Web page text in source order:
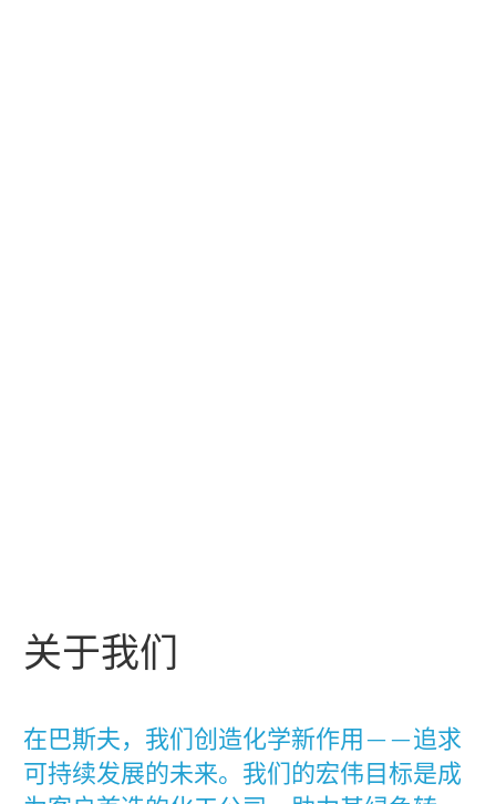
关于我们
在巴斯夫，我们创造化学新作用——追求
可持续发展的未来。我们的宏伟目标是成